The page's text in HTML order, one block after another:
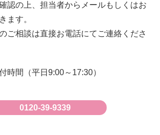
認の上、担当者からメールもしくはお
ます。
ご相談は直接お電話にてご連絡くださ
時間（平日9:00～17:30）
0120-39-9339